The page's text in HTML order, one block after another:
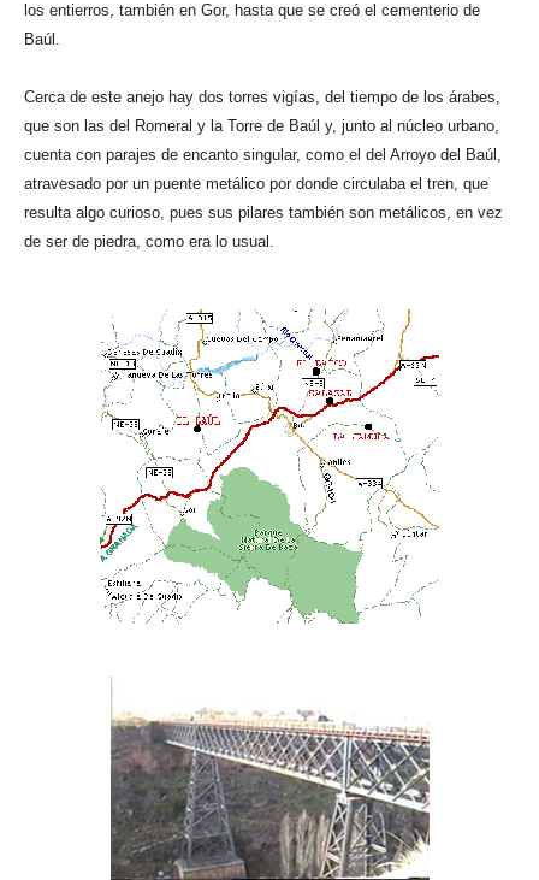
los entierros, también en Gor, hasta que se creó el cementerio de
Baúl.
Cerca de este anejo hay dos torres vigías, del tiempo de los árabes,
que son las del Romeral y la Torre de Baúl y, junto al núcleo urbano,
cuenta con parajes de encanto singular, como el del Arroyo del Baúl,
atravesado por un puente metálico por donde circulaba el tren, que
resulta algo curioso, pues sus pilares también son metálicos, en vez
de ser de piedra, como era lo usual.